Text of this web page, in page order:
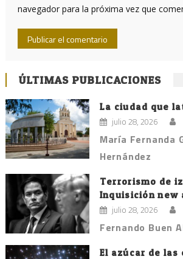
navegador para la próxima vez que
ÚLTIMAS PUBLICACIONES
La ciudad que
julio 28, 2026
María Fernanda
Hernández
Terrorismo de
Inquisición new
julio 28, 2026
Fernando Buen
El azúcar de